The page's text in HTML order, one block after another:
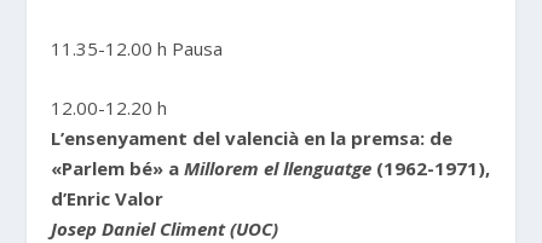
11.35-12.00 h Pausa
12.00-12.20 h
L’ensenyament del valencià en la premsa: de
«Parlem bé» aMillorem el llenguatge (1962-1971),
d’Enric Valor
Josep Daniel Climent (UOC)